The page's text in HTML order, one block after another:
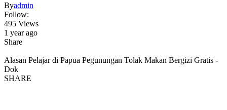
Byadmin
Follow:
495 Views
1 year ago
Share
Alasan Pelajar di Papua Pegunungan Tolak Makan Bergizi Gratis -
Dok
SHARE